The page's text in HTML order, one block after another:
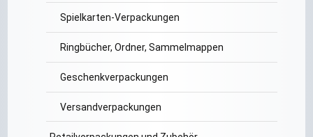
Spielkarten-Verpackungen
Ringbücher, Ordner, Sammelmappen
Geschenkverpackungen
Versandverpackungen